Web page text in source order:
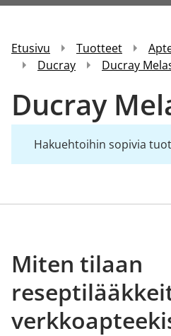
Etusivu Tuotteet
Ducray
Ducray
Ducray
Hakuehtoihin sopivia
Miten tilaan